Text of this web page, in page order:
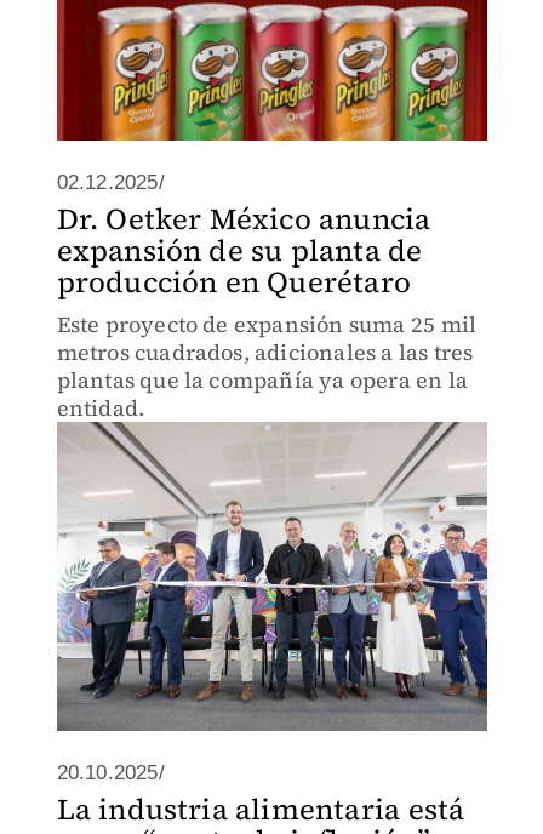
02.12.2025/
Dr. Oetker México anuncia
expansión de su planta de
producción en Querétaro
Este proyecto de expansión suma 25 mil
metros cuadrados, adicionales a las tres
plantas que la compañía ya opera en la
entidad.
20.10.2025/
La industria alimentaria está